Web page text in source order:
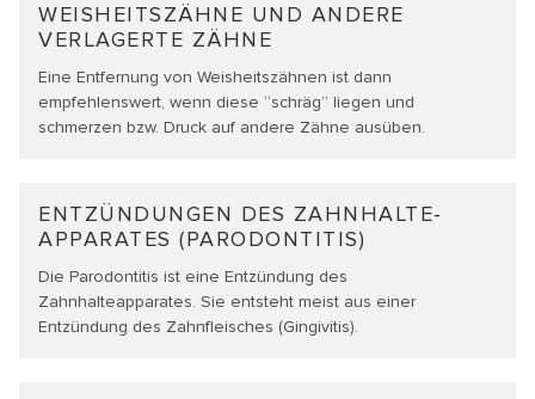
WEISHEITSZÄHNE UND ANDERE
VERLAGERTE ZÄHNE
Eine Entfernung von Weisheitszähnen ist dann
empfehlenswert, wenn diese “schräg” liegen und
schmerzen bzw. Druck auf andere Zähne ausüben.
ENTZÜNDUNGEN DES ZAHNHALTE­
APPARATES (PARODONTITIS)
Die Parodontitis ist eine Entzündung des
Zahnhalteapparates. Sie entsteht meist aus einer
Entzündung des Zahnfleisches (Gingivitis).